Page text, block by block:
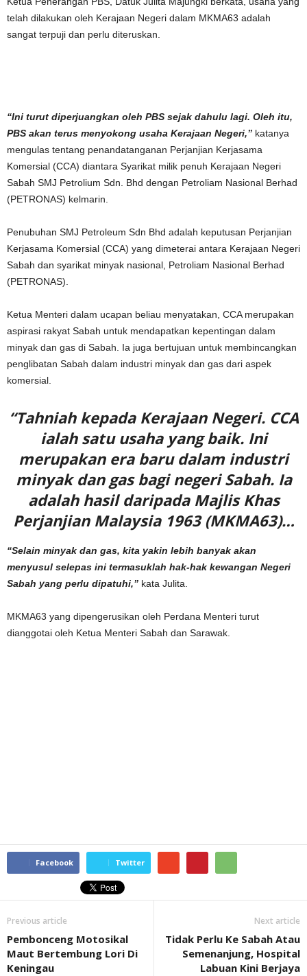
telah dilakukan oleh Kerajaan Negeri dalam MKMA63 adalah
sangat terpuji dan perlu diteruskan.
“Ini turut diperjuangkan oleh PBS sejak dahulu lagi. Oleh itu,
PBS akan terus menyokong usaha Kerajaan Negeri,” katanya
mengulas tentang penandatanganan Perjanjian Kerjasama
Komersial (CCA) diantara Syarikat milik penuh Kerajaan Negeri
Sabah SMJ Petrolium Sdn. Bhd dengan Petroliam Nasional Berhad
(PETRONAS) kelmarin.
Penubuhan SMJ Petroleum Sdn Bhd adalah keputusan Perjanjian
Kerjasama Komersial (CCA) yang dimeterai antara Kerajaan Negeri
Sabah dan syarikat minyak nasional, Petroliam Nasional Berhad
(PETRONAS).
Ketua Menteri dalam ucapan beliau menyatakan, CCA merupakan
aspirasi rakyat Sabah untuk mendapatkan kepentingan dalam
minyak dan gas di Sabah. Ia juga bertujuan untuk membincangkan
penglibatan Sabah dalam industri minyak dan gas dari aspek
komersial.
“Tahniah kepada Kerajaan Negeri. CCA
ialah satu usaha yang baik. Ini
merupakan era baru dalam industri
minyak dan gas bagi negeri Sabah. Ia
adalah hasil daripada Majlis Khas
Perjanjian Malaysia 1963 (MKMA63)…
“Selain minyak dan gas, kita yakin lebih banyak akan
menyusul selepas ini termasuklah hak-hak kewangan Negeri
Sabah yang perlu dipatuhi,” kata Julita.
MKMA63 yang dipengerusikan oleh Perdana Menteri turut
dianggotai oleh Ketua Menteri Sabah dan Sarawak.
Facebook Twitter
Previous article
Pembonceng Motosikal
Maut Bertembung Lori Di
Keningau
Next article
Tidak Perlu Ke Sabah Atau
Semenanjung, Hospital
Labuan Kini Berjaya